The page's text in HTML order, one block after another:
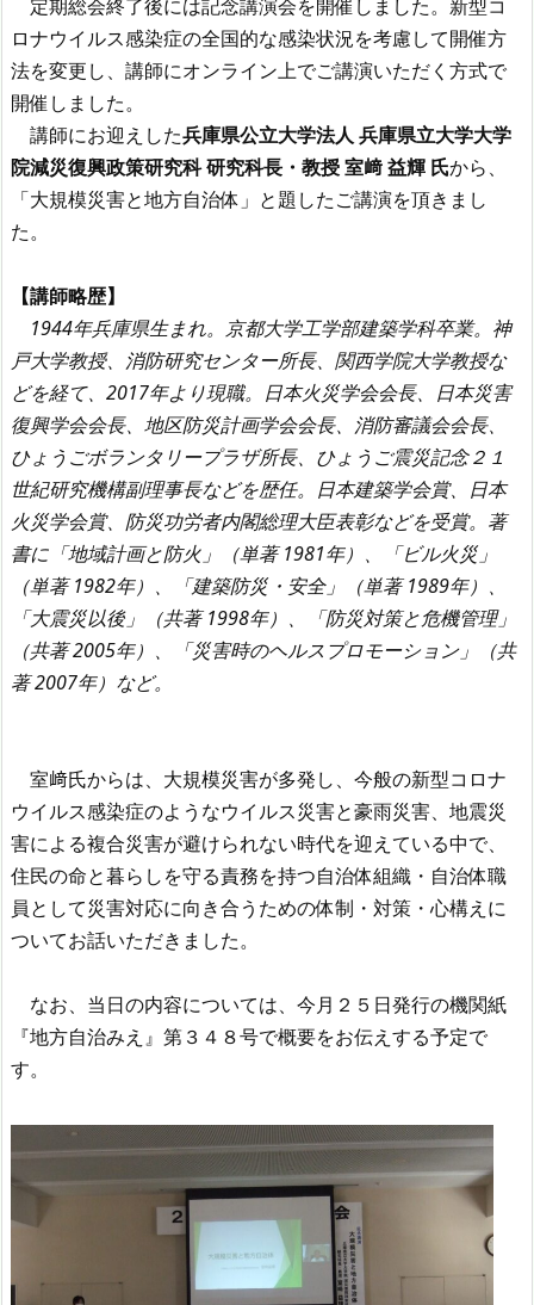
定期総会終了後には記念講演会を開催しました。新型コ
ロナウイルス感染症の全国的な感染状況を考慮して開催方
法を変更し、講師にオンライン上でご講演いただく方式で
開催しました。
講師にお迎えした兵庫県公立大学法人 兵庫県立大学大学
院減災復興政策研究科 研究科長・教授 室﨑 益輝 氏から、
「大規模災害と地方自治体」と題したご講演を頂きまし
た。
【講師略歴】
1944年兵庫県生まれ。京都大学工学部建築学科卒業。神
戸大学教授、消防研究センター所長、関西学院大学教授な
どを経て、2017年より現職。日本火災学会会長、日本災害
復興学会会長、地区防災計画学会会長、消防審議会会長、
ひょうごボランタリープラザ所長、ひょうご震災記念２１
世紀研究機構副理事長などを歴任。日本建築学会賞、日本
火災学会賞、防災功労者内閣総理大臣表彰などを受賞。著
書に「地域計画と防火」（単著 1981年）、「ビル火災」
（単著 1982年）、「建築防災・安全」（単著 1989年）、
「大震災以後」（共著 1998年）、「防災対策と危機管理」
（共著 2005年）、「災害時のヘルスプロモーション」（共
著 2007年）など。
室﨑氏からは、大規模災害が多発し、今般の新型コロナ
ウイルス感染症のようなウイルス災害と豪雨災害、地震災
害による複合災害が避けられない時代を迎えている中で、
住民の命と暮らしを守る責務を持つ自治体組織・自治体職
員として災害対応に向き合うための体制・対策・心構えに
ついてお話いただきました。
なお、当日の内容については、今月２５日発行の機関紙
『地方自治みえ』第３４８号で概要をお伝えする予定で
す。